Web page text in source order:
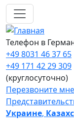
Перейти к
Телефон в
+49 8031 46 37 65
+49 171 42 29 309
(круглосуточно)
Перезвоните мне
Украине,